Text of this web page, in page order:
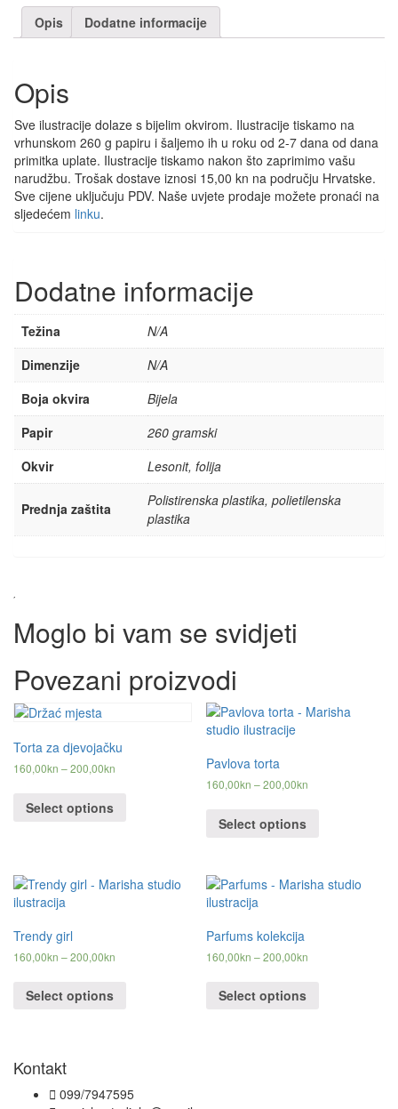
Opis Dodatne informacije
Opis
Sve ilustracije dolaze s bijelim okvirom. Ilustracije tiskamo na
vrhunskom 260 g papiru i šaljemo ih u roku od 2-7 dana od dana
primitka uplate. Ilustracije tiskamo nakon što zaprimimo vašu
narudžbu. Trošak dostave iznosi 15,00 kn na području Hrvatske.
Sve cijene uključuju PDV. Naše uvjete prodaje možete pronaći na
sljedećem linku.
Dodatne informacije
Težina
N/A
Dimenzije
N/A
Boja okvira
Bijela
Papir
260 gramski
Okvir
Lesonit, folija
Prednja zaštita
Polistirenska plastika, polietilenska
plastika
Moglo bi vam se svidjeti
Povezani proizvodi
Torta za djevojačku
160,00kn –200,00kn
Select options
Pavlova torta
160,00kn –200,00kn
Select options
Trendy girl
160,00kn –200,00kn
Select options
Parfums kolekcija
160,00kn –200,00kn
Select options
Kontakt
099/7947595